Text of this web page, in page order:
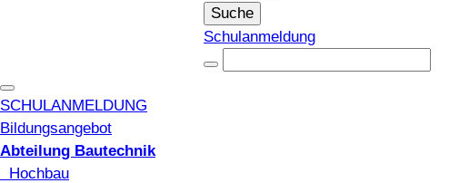
Suche
Schulanmeldung
SCHULANMELDUNG
Bildungsangebot
Abteilung Bautechnik
Hochbau